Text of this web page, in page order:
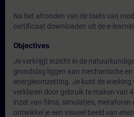
Na het afronden van de toets van
certificaat downloaden uit de e-
Objectives
Je verkrijgt inzicht in de
grondslag liggen aan mechanische
energieomzetting. Je kunt de werking
verklaren door gebruik te maken van
inzet van films, simulatie's, metaforen
ontwikkel je een visueel beeld van